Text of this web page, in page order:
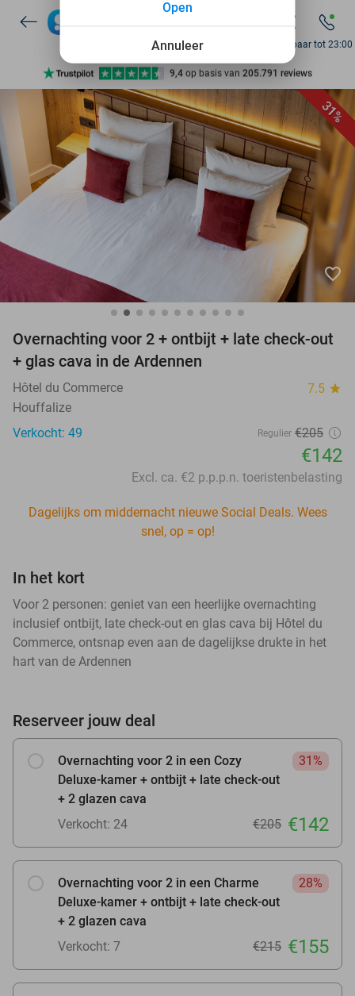
7 dagen per week beschikbaar
10+ miljoen leden
9,4 op basis van 205.791 reviews
Ontdek 15.000+ deals
7 dagen per week beschikbaar
10+ miljoen leden
Bereikbaar tot 23:00
31%
favorite_border
Overnachting voor 2 + ontbijt + late check-out
+ glas cava in de Ardennen
Hôtel du Commerce 7.5 star
Houffalize
Verkocht: 49
Regulier €205
€142
Excl. ca. €2 p.p.p.n. toeristenbelasting
Dagelijks om middernacht nieuwe Social Deals. Wees
snel, op = op!
In het kort
Voor 2 personen: geniet van een heerlijke overnachting
inclusief ontbijt, late check-out en glas cava bij Hôtel du
Commerce, ontsnap even aan de dagelijkse drukte in het
hart van de Ardennen
Reserveer jouw deal
Overnachting voor 2 in een Cozy
Deluxe-kamer + ontbijt + late check-out
+ 2 glazen cava
31%
Verkocht: 24 €205 €142
Overnachting voor 2 in een Charme
Deluxe-kamer + ontbijt + late check-out
+ 2 glazen cava
28%
Verkocht: 7 €215 €155
Annuleer
Open